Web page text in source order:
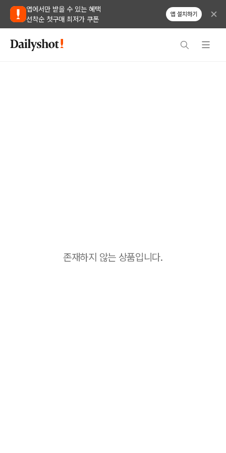
앱에서만 받을 수 있는 혜택
선착순 첫구매 최저가 쿠폰
앱 설치하기
존재하지 않는 상품입니다.